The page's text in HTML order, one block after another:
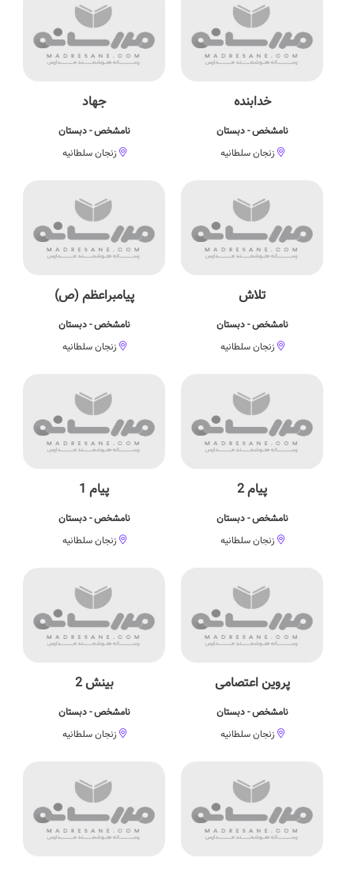
خدابنده
نامشخص - دبستان
زنجان سلطانیه
جهاد
نامشخص - دبستان
زنجان سلطانیه
تلاش
نامشخص - دبستان
زنجان سلطانیه
پیامبراعظم (ص)
نامشخص - دبستان
زنجان سلطانیه
پیام 2
نامشخص - دبستان
زنجان سلطانیه
پیام 1
نامشخص - دبستان
زنجان سلطانیه
پروین اعتصامی
نامشخص - دبستان
زنجان سلطانیه
بینش 2
نامشخص - دبستان
زنجان سلطانیه